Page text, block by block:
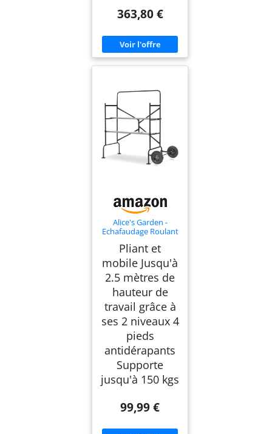
363,80 €
Alice's Garden -
Echafaudage Roulant
Niveaux - Mobile. 2
Roues. L140x l78 x
H135cm Ouvert.
Poids supporté 150
Pliant et
mobile Jusqu'à
2.5 mètres de
hauteur de
travail grâce à
ses 2 niveaux 4
pieds
antidérapants
Supporte
jusqu'à 150 kgs
99,99 €